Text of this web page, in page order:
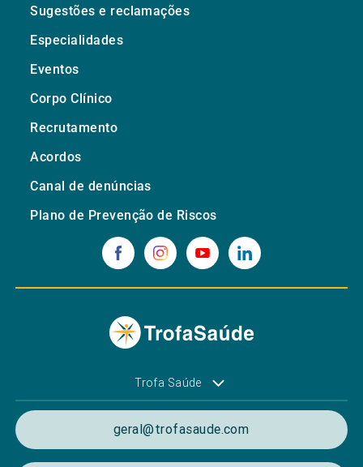
Sugestões e reclamações
Especialidades
Eventos
Corpo Clínico
Recrutamento
Acordos
Canal de denúncias
Plano de Prevenção de Riscos
Trofa Saúde
geral@trofasaude.com